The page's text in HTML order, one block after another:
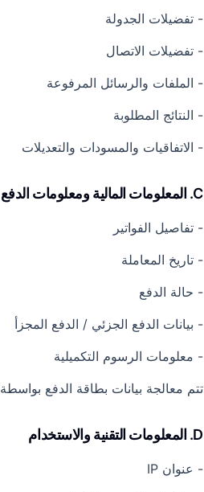
- تفضيلات الجدولة
- تفضيلات الاتصال
- الملفات والرسائل المرفوعة
- النتائج المطلوبة
- الاتفاقيات والمسودات والتعديلات
C. المعلومات المالية ومعلومات الدفع
- تفاصيل الفواتير
- تاريخ المعاملة
- حالة الدفع
- بيانات الدفع الجزئي / الدفع المجزأ
- معلومات الرسوم التكميلية
تتم معالجة بيانات بطاقة الدفع بواسطة Stripe ولا يتم تخزينها بالكامل بواسطتنا.
D. المعلومات التقنية والاستخدام
- عنوان IP